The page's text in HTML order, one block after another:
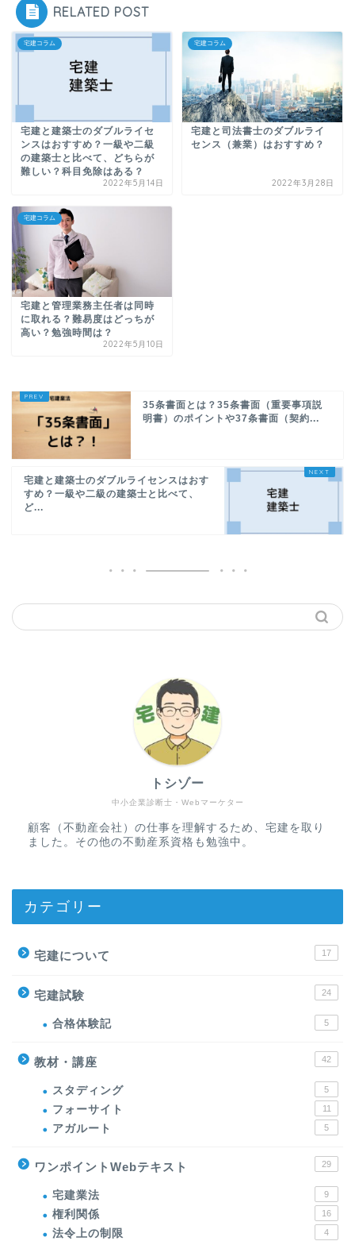
RELATED POST
宅建コラム
宅建と建築士のダブルライセ
ンスはおすすめ？一級や二級
の建築士と比べて、どちらが
難しい？科目免除はある？
2022年5月14日
宅建コラム
宅建と司法書士のダブルライ
センス（兼業）はおすすめ？
2022年3月28日
宅建コラム
宅建と管理業務主任者は同時
に取れる？難易度はどっちが
高い？勉強時間は？
2022年5月10日
35条書面とは？35条書面（重要事項説
明書）のポイントや37条書面（契約...
宅建と建築士のダブルライセンスはおす
すめ？一級や二級の建築士と比べて、
ど...
中小企業診断士・Webマーケター
トシゾー
顧客（不動産会社）の仕事を理解するため、宅建を取り
ました。その他の不動産系資格も勉強中。
カテゴリー
宅建について 17
宅建試験 24
合格体験記 5
教材・講座 42
スタディング 5
フォーサイト 11
アガルート 5
ワンポイントWebテキスト 29
宅建業法 9
権利関係 16
法令上の制限 4